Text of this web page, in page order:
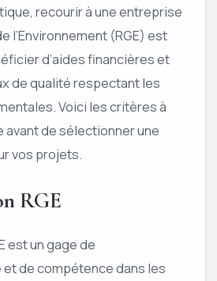
recourir à une entreprise
l’Environnement (RGE) est
d’aides financières et
de qualité respectant les
Voici les critères à
avant de sélectionner une
vos projets.
RGE
est un gage de
de compétence dans les